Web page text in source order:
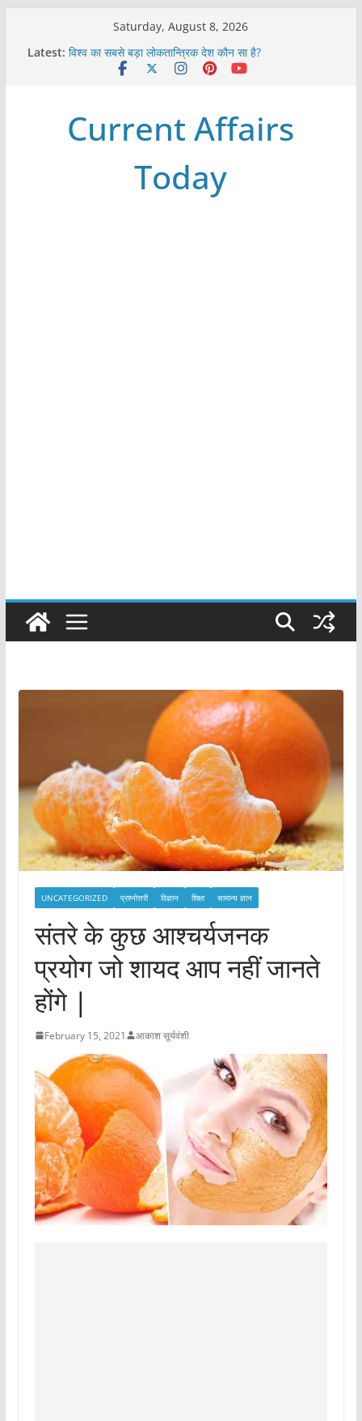
Saturday, August 8, 2026
Latest: विश्व का सबसे बड़ा लोकतान्त्रिक देश कौन सा है?
Refeeding Syndrome and its Management
विश्व में कितने प्रकार के शासन होते है?
Current Affairs
Today
UNCATEGORIZED प्रश्नोत्तरी विज्ञान शिक्षा सामान्य ज्ञान
संतरे के कुछ आश्चर्यजनक
प्रयोग जो शायद आप नहीं जानते
होंगे |
February 15, 2021 आकाश सूर्यवंशी